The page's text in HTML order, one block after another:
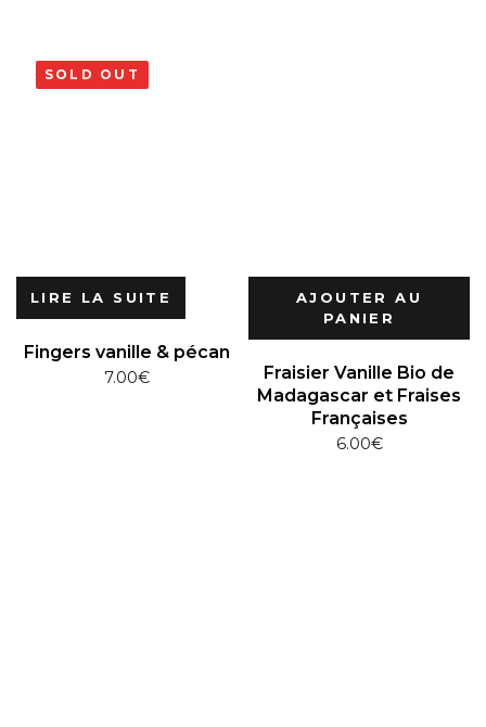
SOLD OUT
LIRE LA SUITE
Fingers vanille & pécan
7.00€
AJOUTER AU
PANIER
Fraisier Vanille Bio de
Madagascar et Fraises
Françaises
6.00€